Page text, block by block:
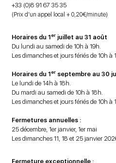
+33 (0)8 91 67 35 35
(Prix d’un appel local + 0,20€/minute)
Horaires du 1er juillet au 31 août
Du lundi au samedi de 10h à 19h.
Les dimanches et jours fériés de 10h à
Horaires du 1er septembre au 30
Le lundi de 14h à 18h.
Du mardi au samedi de 10h à 18h.
Les dimanches et jours fériés de 10h à
Fermetures annuelles :
25 décembre, 1er janvier, 1er mai
Les dimanches 11, 18 et 25 janvier
Fermeture exceptionnelle :